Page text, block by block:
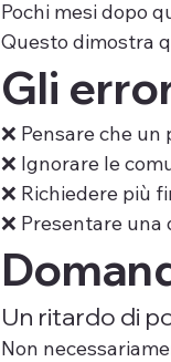
Pochi mesi dopo
Questo dimostra
Gli
❌ Pensare che
❌ Ignorare le
❌ Richiedere più
❌ Presentare
Un ritardo di
Non